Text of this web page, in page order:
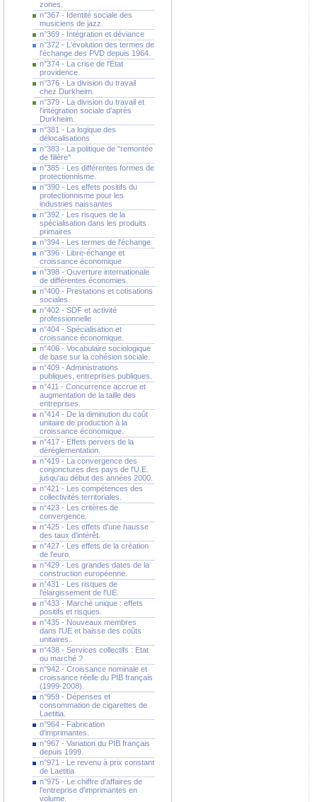
zones.
n°367 - Identité sociale des
musiciens de jazz.
n°369 - Intégration et déviance
n°372 - L'évolution des termes de
l'échange des PVD depuis 1964.
n°374 - La crise de l'Etat
providence.
n°376 - La division du travail
chez Durkheim.
n°379 - La division du travail et
l'intégration sociale d'après
Durkheim.
n°381 - La logique des
délocalisations
n°383 - La politique de "remontée
de filière"
n°385 - Les différentes formes de
protectionnisme.
n°390 - Les effets positifs du
protectionnisme pour les
industries naissantes
n°392 - Les risques de la
spécialisation dans les produits
primaires
n°394 - Les termes de l'échange
n°396 - Libre-échange et
croissance économique
n°398 - Ouverture internationale
de différentes économies.
n°400 - Prestations et cotisations
sociales.
n°402 - SDF et activité
professionnelle
n°404 - Spécialisation et
croissance économique.
n°406 - Vocabulaire sociologique
de base sur la cohésion sociale.
n°409 - Administrations
publiques, entreprises publiques.
n°411 - Concurrence accrue et
augmentation de la taille des
entreprises.
n°414 - De la diminution du coût
unitaire de production à la
croissance économique.
n°417 - Effets pervers de la
déréglementation.
n°419 - La convergence des
conjonctures des pays de l'U.E.
jusqu'au début des années 2000.
n°421 - Les compétences des
collectivités territoriales.
n°423 - Les critères de
convergence.
n°425 - Les effets d'une hausse
des taux d'intérêt.
n°427 - Les effets de la création
de l'euro.
n°429 - Les grandes dates de la
construction européenne.
n°431 - Les risques de
l'élargissement de l'UE.
n°433 - Marché unique : effets
positifs et risques.
n°435 - Nouveaux membres
dans l'UE et baisse des coûts
unitaires..
n°438 - Services collectifs : Etat
ou marché ?
n°942 - Croissance nominale et
croissance réelle du PIB français
(1999-2008).
n°959 - Dépenses et
consommation de cigarettes de
Laetitia.
n°964 - Fabrication
d'imprimantes.
n°967 - Variation du PIB français
depuis 1999.
n°971 - Le revenu à prix constant
de Laetitia
n°975 - Le chiffre d'affaires de
l'entreprise d'imprimantes en
volume.